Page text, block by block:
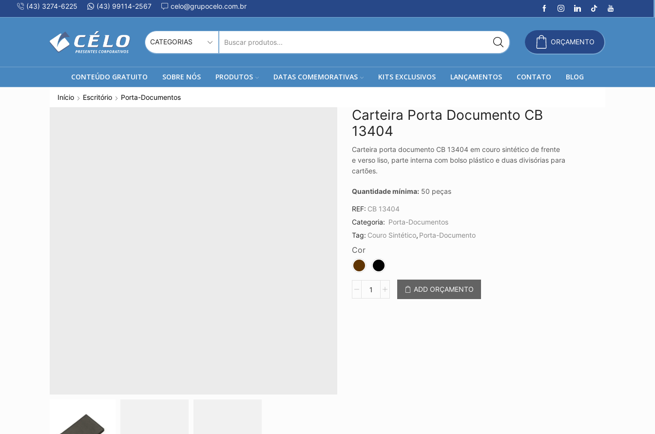
(43) 3274-6225 (43) 99114-2567 celo@grupocelo.com.br
DE
PESQUISA
ORÇAMENTO
CONTEÚDO GRATUITO SOBRE NÓS PRODUTOS DATAS COMEMORATIVAS KITS EXCLUSIVOS LANÇAMENTOS CONTATO BLOG
Início Escritório Porta-Documentos
Carteira Porta Documento CB
13404
Carteira porta documento CB 13404 em couro sintético de frente
e verso liso, parte interna com bolso plástico e duas divisórias para
cartões.
Quantidade mínima: 50 peças
REF: CB 13404
Categoria: Porta-Documentos
Tag: Couro Sintético, Porta-Documento
Cor
ADD ORÇAMENTO